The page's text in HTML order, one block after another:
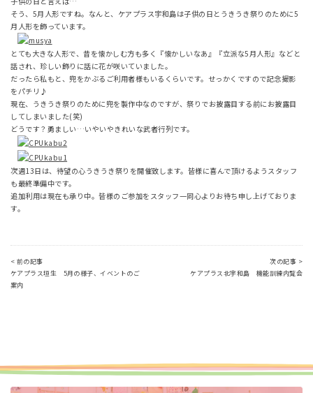
お問い合わせ
体験希望
そう、5月人形ですね。なんと、ケアプラス宇和島は子供の日とうきうき祭りのために5
月人形を飾っています。
とても大きな人形で、昔を懐かしむ方も多く『懐かしいなあ』『立派な5月人形』などと
話され、珍しい飾りに話に花が咲いていました。
だったら私もと、兜をかぶるご利用者様もいるくらいです。せっかくですので記念撮影
をパチリ♪
現在、うきうき祭りのために兜を製作中なのですが、祭りでお披露目する前にお披露目
してしまいました(笑)
どうです？勇ましい…いやいやきれいな武者行列です。
次週13日は、待望の心うきうき祭りを開催致します。皆様に喜んで頂けるようスタッフ
も最終準備中です。
追加利用は現在も承り中。皆様のご参加をスタッフ一同心よりお待ち申し上げておりま
す。
< 前の記事
ケアプラス垣生 5月の様子、イベントのご
案内
次の記事 >
ケアプラス北宇和島 機能訓練内覧会